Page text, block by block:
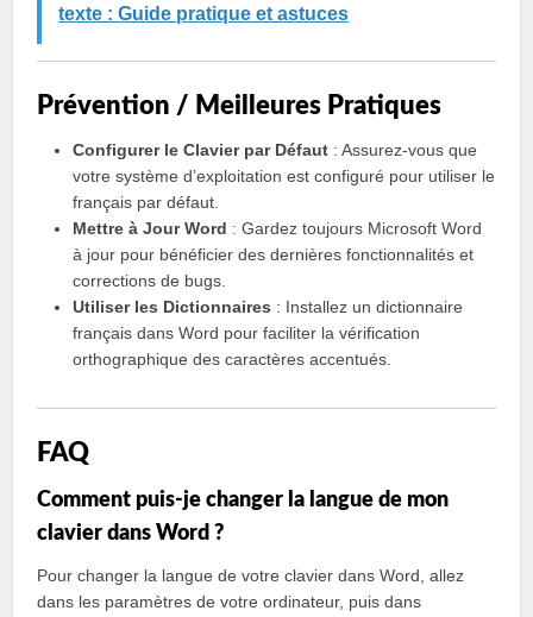
texte : Guide pratique et astuces
Prévention / Meilleures Pratiques
Configurer le Clavier par Défaut : Assurez-vous que
votre système d’exploitation est configuré pour utiliser le
français par défaut.
Mettre à Jour Word : Gardez toujours Microsoft Word
à jour pour bénéficier des dernières fonctionnalités et
corrections de bugs.
Utiliser les Dictionnaires : Installez un dictionnaire
français dans Word pour faciliter la vérification
orthographique des caractères accentués.
FAQ
Comment puis-je changer la langue de mon
clavier dans Word ?
Pour changer la langue de votre clavier dans Word, allez
dans les paramètres de votre ordinateur, puis dans